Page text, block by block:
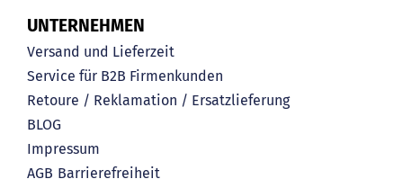
UNTERNEHMEN
Versand und Lieferzeit
Service für B2B Firmenkunden
Retoure / Reklamation / Ersatzlieferung
BLOG
Impressum
AGB Barrierefreiheit